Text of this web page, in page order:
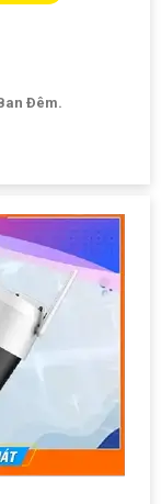
Ðêm.